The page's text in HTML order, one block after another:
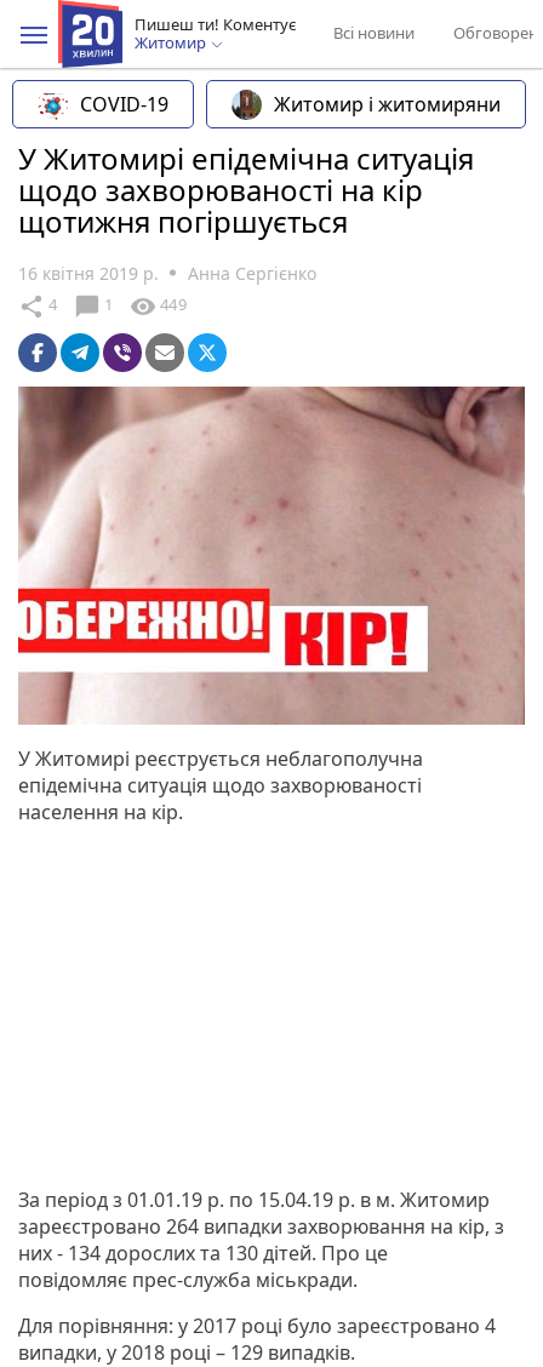
Пишеш ти! Коментує
Житомир
Всі новини
COVID-19 Житомир і житомиряни
У Житомирі епідемічна ситуація
щодо захворюваності на кір
щотижня погіршується
16 квітня 2019 р. Анна Сергієнко
share 4 chat_bubble 1 visibility 449
У Житомирі реєструється неблагополучна
епідемічна ситуація щодо захворюваності
населення на кір.
За період з 01.01.19 р. по 15.04.19 р. в м. Житомир
зареєстровано 264 випадки захворювання на кір, з
них - 134 дорослих та 130 дітей. Про це
повідомляє прес-служба міськради.
Для порівняння: у 2017 році було зареєстровано 4
випадки, у 2018 році – 129 випадків.